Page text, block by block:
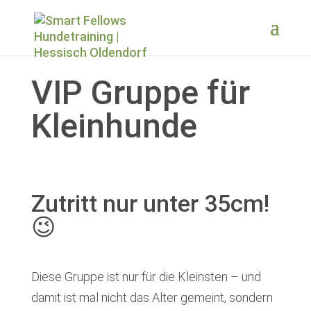
VIP Gruppe für
Kleinhunde
Zutritt nur unter 35cm!
😉
Diese Gruppe ist nur für die Kleinsten – und
damit ist mal nicht das Alter gemeint, sondern